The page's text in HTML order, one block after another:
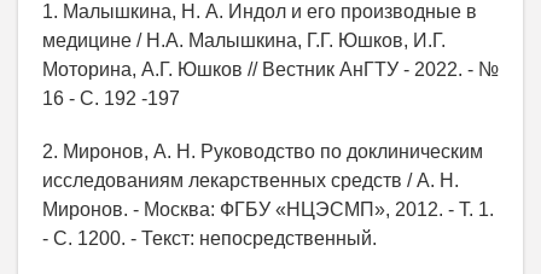
1. Малышкина, Н. А. Индол и его производные в
медицине / Н.А. Малышкина, Г.Г. Юшков, И.Г.
Моторина, А.Г. Юшков // Вестник АнГТУ - 2022. - №
16 - С. 192 -197
2. Миронов, А. Н. Руководство по доклиническим
исследованиям лекарственных средств / А. Н.
Миронов. - Москва: ФГБУ «НЦЭСМП», 2012. - Т. 1.
- С. 1200. - Текст: непосредственный.